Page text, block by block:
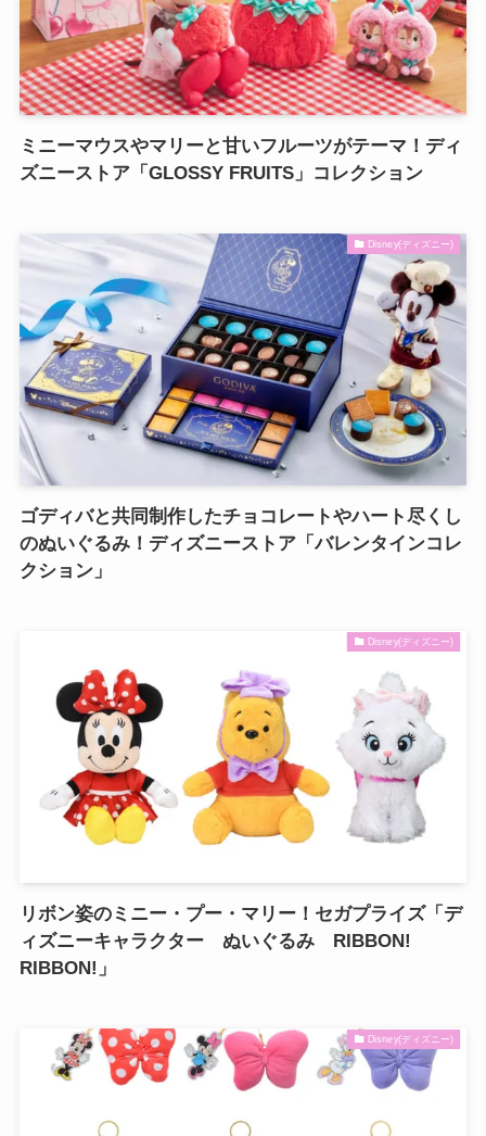
ミニーマウスやマリーと甘いフルーツがテーマ！ディ
ズニーストア「GLOSSY FRUITS」コレクション
Disney(ディズニー)
ゴディバと共同制作したチョコレートやハート尽くし
のぬいぐるみ！ディズニーストア「バレンタインコレ
クション」
Disney(ディズニー)
リボン姿のミニー・プー・マリー！セガプライズ「デ
ィズニーキャラクター ぬいぐるみ RIBBON!
RIBBON!」
Disney(ディズニー)